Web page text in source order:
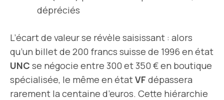
dépréciés
L’écart de valeur se révèle saisissant : alors
qu’un billet de 200 francs suisse de 1996 en état
UNC se négocie entre 300 et 350 € en boutique
spécialisée, le même en étatVF dépassera
rarement la centaine d’euros. Cette hiérarchie